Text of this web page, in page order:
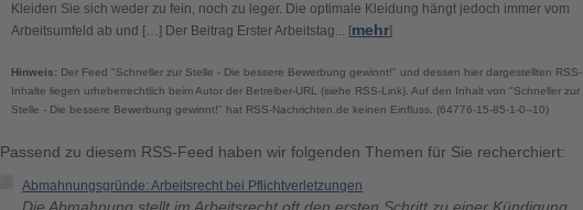
Kleiden Sie sich weder zu fein, noch zu leger. Die optimale Kleidung hängt jedoch immer vom
Arbeitsumfeld ab und […] Der Beitrag Erster Arbeitstag... [mehr]
Hinweis: Der Feed "Schneller zur Stelle - Die bessere Bewerbung gewinnt!" und dessen hier dargestellten RSS-
Inhalte liegen urheberrechtlich beim Autor der Betreiber-URL (siehe RSS-Link). Auf den Inhalt von "Schneller zur
Stelle - Die bessere Bewerbung gewinnt!" hat RSS-Nachrichten.de keinen Einfluss. (64776-15-85-1-0--10)
Passend zu diesem RSS-Feed haben wir folgenden Themen für Sie recherchiert:
Abmahnungsgründe: Arbeitsrecht bei Pflichtverletzungen